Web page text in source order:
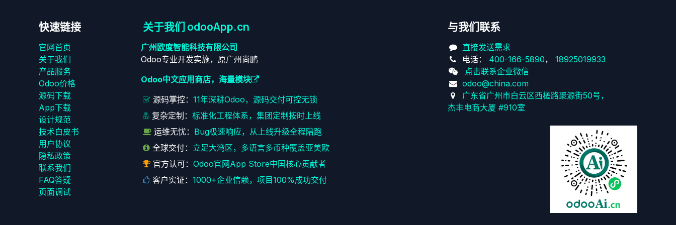
快速链接
官网首页
关于我们
产品服务
Odoo价格
源码下载
App下载
设计规范
技术白皮书
用户协议
‎隐私政策‎
联系我们
FAQ答疑
页面调试
关于我们 odooApp.cn
广州欧度智能科技有限公司
Odoo专业开发实施，原广州尚鹏
Odoo中文应用商店，海量模块
源码掌控：11年深耕Odoo，源码交付可控无锁
复杂定制：标准化工程体系，集团定制按时上线
运维无忧： Bug极速响应，从上线升级全程陪跑
全球交付： 立足大湾区，多语言多币种覆盖亚美欧
官方认可：Odoo官网App Store中国核心贡献者
客户实证：1000+企业信赖，项目100%成功交付
与我们联系
直接发送需求
电话： 400-166-5890， 18925019933
点击联系企业微信
odoo@china.com
广东省广州市白云区西槎路聚源街50号，
杰丰电商大厦 #910室